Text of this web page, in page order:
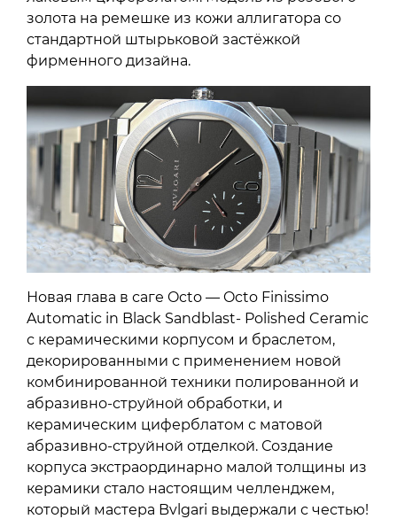
золота на ремешке из кожи аллигатора со
стандартной штырьковой застёжкой
фирменного дизайна.
Новая глава в саге Octo — Octo Finissimo
Automatic in Black Sandblast- Polished Ceramic
с керамическими корпусом и браслетом,
декорированными с применением новой
комбинированной техники полированной и
абразивно-струйной обработки, и
керамическим циферблатом с матовой
абразивно-струйной отделкой. Создание
корпуса экстраординарно малой толщины из
керамики стало настоящим челленджем,
который мастера Bvlgari выдержали с честью!